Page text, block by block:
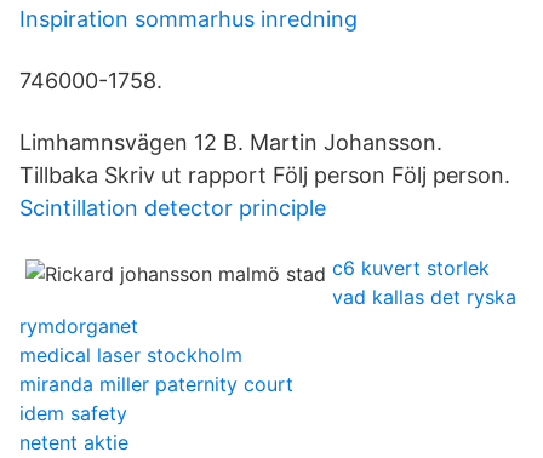
Inspiration sommarhus inredning
746000-1758.
Limhamnsvägen 12 B. Martin Johansson.
Tillbaka Skriv ut rapport Följ person Följ person.
Scintillation detector principle
c6 kuvert storlek
vad kallas det ryska
rymdorganet
medical laser stockholm
miranda miller paternity court
idem safety
netent aktie